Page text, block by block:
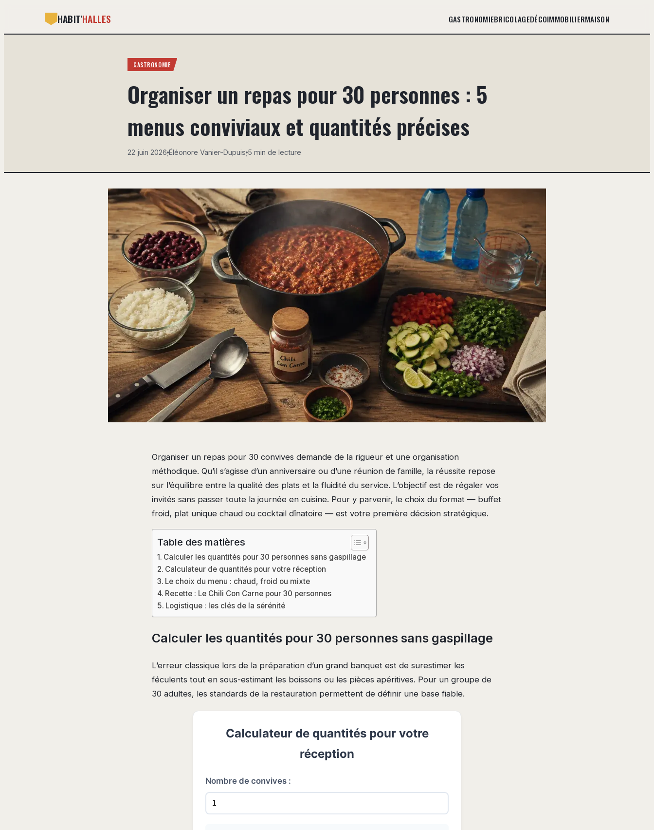
HABIT'HALLES GASTRONOMIEBRICOLAGEDÉCOIMMOBILIERMAISON
GASTRONOMIE
Organiser un repas pour 30 personnes : 5
menus conviviaux et quantités précises
22 juin 2026·Éléonore Vanier-Dupuis·5 min de lecture
Organiser un repas pour 30 convives demande de la rigueur et une organisation
méthodique. Qu’il s’agisse d’un anniversaire ou d’une réunion de famille, la réussite repose
sur l’équilibre entre la qualité des plats et la fluidité du service. L’objectif est de régaler vos
invités sans passer toute la journée en cuisine. Pour y parvenir, le choix du format — buffet
froid, plat unique chaud ou cocktail dînatoire — est votre première décision stratégique.
Table des matières
Calculer les quantités pour 30 personnes sans gaspillage
Calculateur de quantités pour votre réception
Le choix du menu : chaud, froid ou mixte
Recette : Le Chili Con Carne pour 30 personnes
Logistique : les clés de la sérénité
Calculer les quantités pour 30 personnes sans gaspillage
L’erreur classique lors de la préparation d’un grand banquet est de surestimer les
féculents tout en sous-estimant les boissons ou les pièces apéritives. Pour un groupe de
30 adultes, les standards de la restauration permettent de définir une base fiable.
Calculateur de quantités pour votre
réception
Nombre de convives :